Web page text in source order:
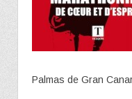
Palmas de Gran